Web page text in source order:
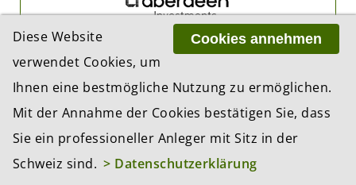
Cookies annehmen
Diese Website
verwendet Cookies, um
Ihnen eine bestmögliche Nutzung zu ermöglichen.
Mit der Annahme der Cookies bestätigen Sie, dass
Sie ein professioneller Anleger mit Sitz in der
Schweiz sind. > Datenschutzerklärung